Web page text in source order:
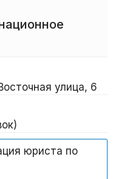
улица, 6
юриста по